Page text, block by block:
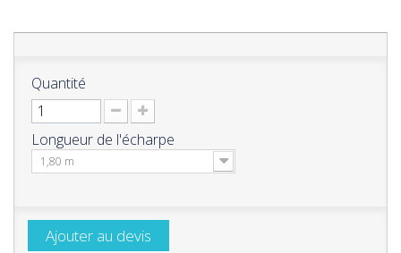
Quantité
Longueur de l'écharpe
1,80 m
Ajouter au devis